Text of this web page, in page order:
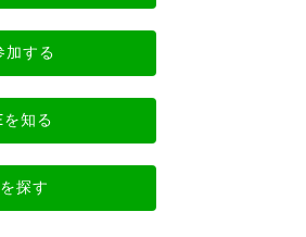
加する
を知る
探す